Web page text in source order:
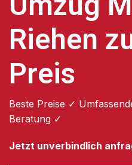
Riehen
Preis
Beste Preise ✓
Beratung ✓
Jetzt unverbindlich